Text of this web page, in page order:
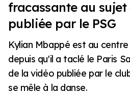
fracassante au
publiée par le PSG
Kylian Mbappé est au
depuis qu'il a taclé le Paris
de la vidéo publiée par le
se mêle à la danse.